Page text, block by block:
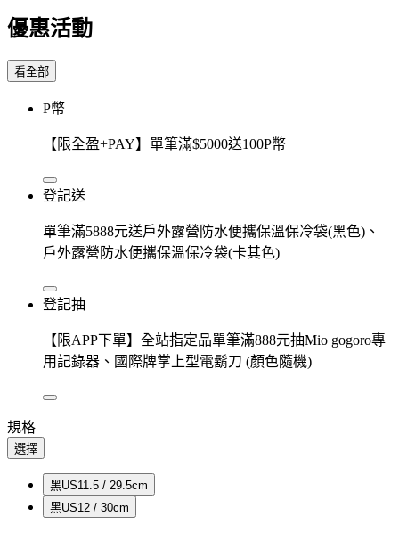
優惠活動
看全部
P幣
【限全盈+PAY】單筆滿$5000送100P幣
登記送
單筆滿5888元送戶外露營防水便攜保溫保冷袋(黑色)、
戶外露營防水便攜保溫保冷袋(卡其色)
登記抽
【限APP下單】全站指定品單筆滿888元抽Mio gogoro專
用記錄器、國際牌掌上型電鬍刀 (顏色隨機)
規格
選擇
黑US11.5 / 29.5cm
黑US12 / 30cm